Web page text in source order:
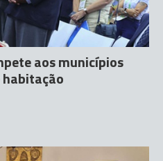
aos municípios